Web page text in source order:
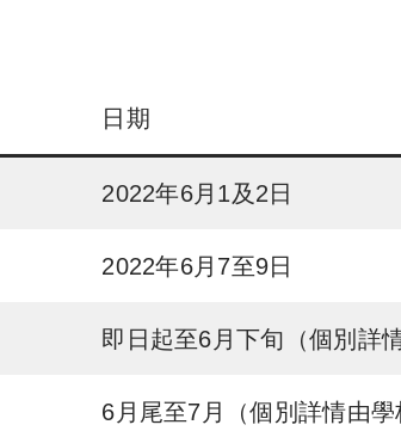
日期
2022年6月1及2日
2022年6月7至9日
即日起至6月下旬（個別詳
6月尾至7月（個別詳情由學